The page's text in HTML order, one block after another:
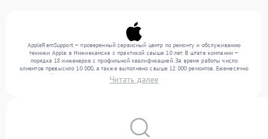
AppleRemSupport — проверенный сервисный центр по ремонту и обслуживанию
техники Apple в Нижнекамске с практикой свыше 10 лет. В штате компании —
порядка 18 инженеров с профильной квалификацией. За время работы число
клиентов превысило 10 000, а также выполнено свыше 12 000 ремонтов. Ежемесячно
в сервисный центр поступает свыше 300 единиц техники, включая , , . Мы выполняем
ремонт различного уровня сложности и предлагаем стабильный уровень сервиса
Читать далее